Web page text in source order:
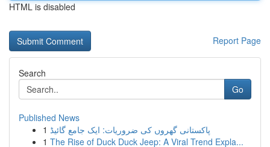
HTML is disabled
Report Page
Search
Go
Published News
1 پاکستانی گھروں کی ضروریات: ایک جامع گائیڈ
1 The Rise of Duck Duck Jeep: A Viral Trend Expla...